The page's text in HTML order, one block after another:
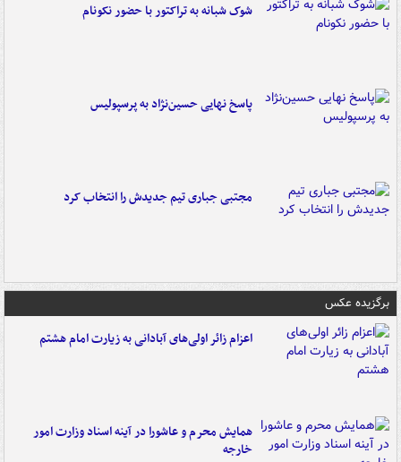
شوک شبانه به تراکتور با حضور نکونام
پاسخ نهایی حسین‌نژاد به پرسپولیس
مجتبی جباری تیم جدیدش را انتخاب کرد
برگزیده عکس
اعزام زائر اولی‌های آبادانی به زیارت امام هشتم
همایش محرم و عاشورا در آینه اسناد وزارت امور
خارجه